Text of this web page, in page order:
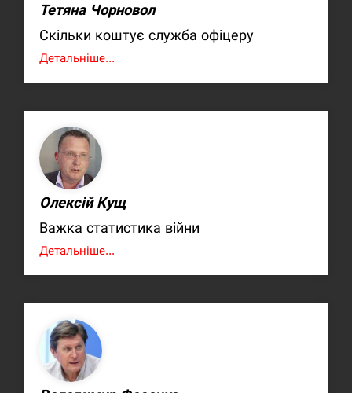
Тетяна Чорновол
Скільки коштує служба офіцеру
Детальніше...
Олексій Кущ
Важка статистика війни
Детальніше...